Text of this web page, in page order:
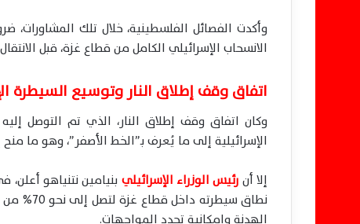
وأكدت الفصائل الفلسطينية، خلال تلك المشاورات،
الانسحاب الإسرائيلي الكامل من قطاع غزة، قبل
اتفاق وقف إطلاق النار وتوسيع السيطرة
الإسرائيلية إلى ما يُعرف بـ”الخط الأصفر”، وهو ما منح إسرائيل
إلا أن رئيس الوزراء الإسرائيلي
نطاق
الهدنة وإمكانية تجدد المواجهات.